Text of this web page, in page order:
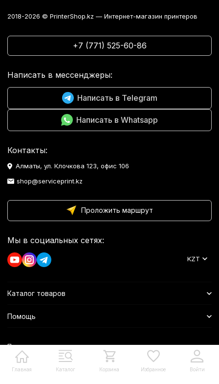
Главная Каталог Корзина Избранное Войти
2018-2026 © PrinterShop.kz — Интернет-магазин принтеров
+7 (771) 525-60-86
Написать в мессенджеры:
Написать в Telegram
Написать в Whatsapp
Контакты:
Алматы, ул. Клочкова 123, офис 106
shop@serviceprint.kz
Проложить маршрут
Мы в социальных сетях:
KZT
Каталог товаров
Помощь
Политика персональных данных